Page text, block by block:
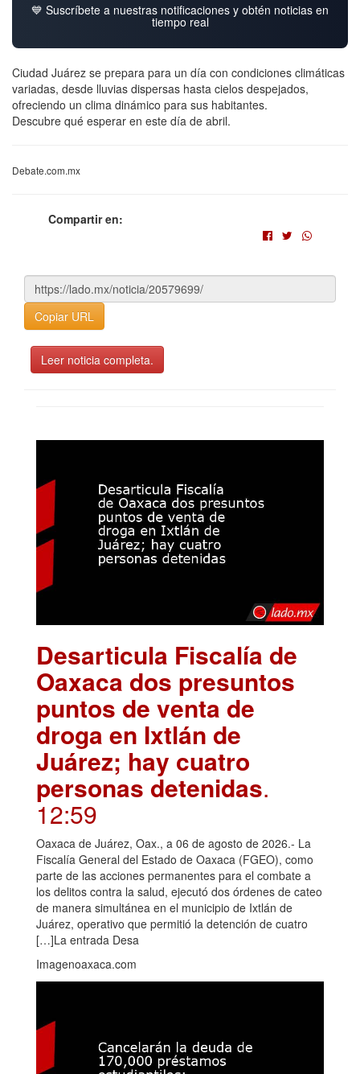
💙 Suscríbete a nuestras notificaciones y obtén noticias en
tiempo real
Ciudad Juárez se prepara para un día con condiciones climáticas
variadas, desde lluvias dispersas hasta cielos despejados,
ofreciendo un clima dinámico para sus habitantes.
Descubre qué esperar en este día de abril.
Debate.com.mx
Compartir en:
Copiar URL
Leer noticia completa.
Desarticula Fiscalía de
Oaxaca dos presuntos
puntos de venta de
droga en Ixtlán de
Juárez; hay cuatro
personas detenidas.
12:59
Oaxaca de Juárez, Oax., a 06 de agosto de 2026.- La
Fiscalía General del Estado de Oaxaca (FGEO), como
parte de las acciones permanentes para el combate a
los delitos contra la salud, ejecutó dos órdenes de cateo
de manera simultánea en el municipio de Ixtlán de
Juárez, operativo que permitió la detención de cuatro
[…]La entrada Desa
Imagenoaxaca.com